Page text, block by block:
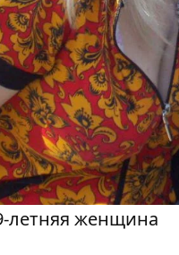
летняя женщина